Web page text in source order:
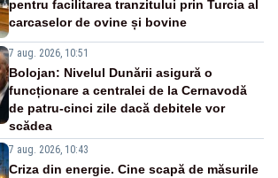
pentru facilitarea tranzitului prin Turcia al
carcaselor de ovine și bovine
7 aug. 2026, 10:51
Bolojan: Nivelul Dunării asigură o
funcționare a centralei de la Cernavodă
de patru-cinci zile dacă debitele vor
scădea
7 aug. 2026, 10:43
Criza din energie. Cine scapă de măsurile